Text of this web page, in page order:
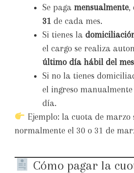
Se paga mensualmente,
31 de cada mes.
Si tienes la
el cargo se realiza
último día hábil del mes
Si no la tienes
el ingreso
día.
Ejemplo: la cuota de marzo
normalmente el 30 o 31 de
Cómo pagar la